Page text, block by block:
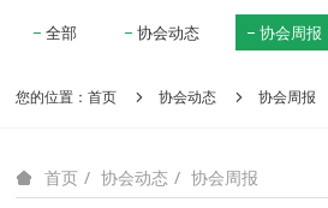
全部 协会动态 协会周报
您的位置：首页 协会动态 协会周报
首页 协会动态 协会周报